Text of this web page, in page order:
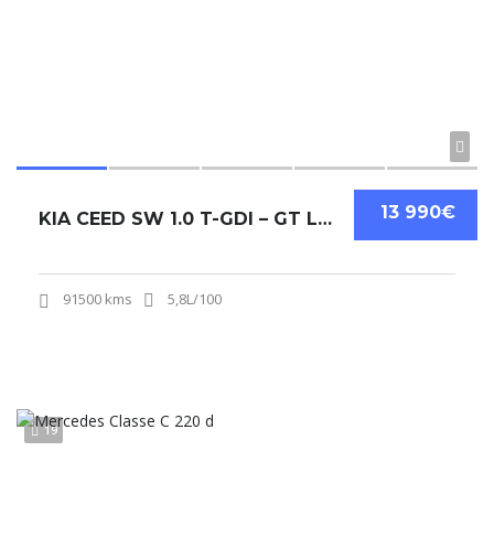
13 990€
KIA CEED SW 1.0 T-GDI – GT LINE
91500 kms 5,8L/100
19